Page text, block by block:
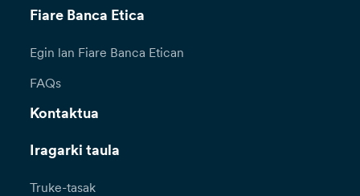
Fiare Banca Etica
Egin lan Fiare Banca Etican
FAQs
Kontaktua
Iragarki taula
Truke-tasak